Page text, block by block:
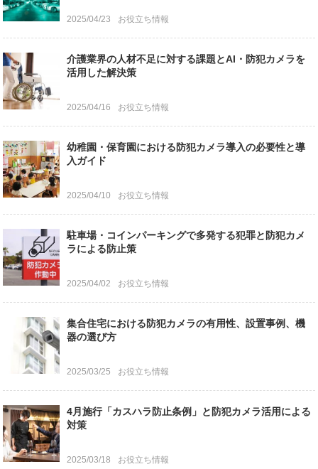
2025/04/23 お役立ち情報
介護業界の人材不足に対する課題とAI・防犯カメラを
活用した解決策
2025/04/16 お役立ち情報
幼稚園・保育園における防犯カメラ導入の必要性と導
入ガイド
2025/04/10 お役立ち情報
駐車場・コインパーキングで多発する犯罪と防犯カメ
ラによる防止策
2025/04/02 お役立ち情報
集合住宅における防犯カメラの有用性、設置事例、機
器の選び方
2025/03/25 お役立ち情報
4月施行「カスハラ防止条例」と防犯カメラ活用による
対策
2025/03/18 お役立ち情報